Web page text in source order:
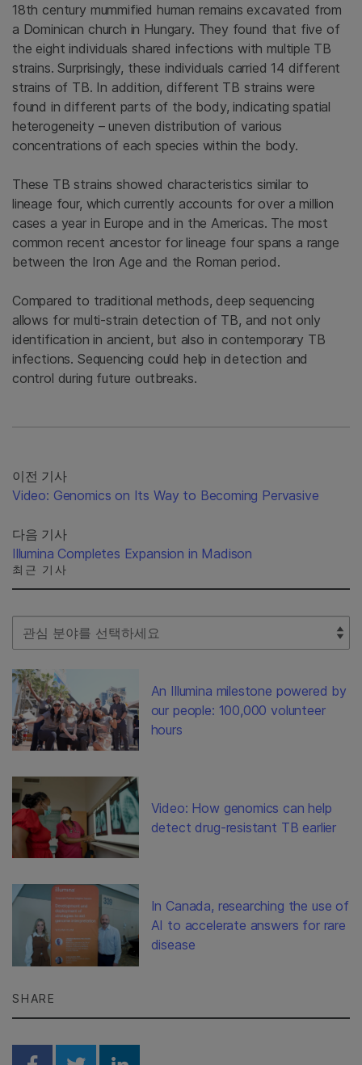
18th century mummified human remains excavated from
a Dominican church in Hungary. They found that five of
the eight individuals shared infections with multiple TB
strains. Surprisingly, these individuals carried 14 different
strains of TB. In addition, different TB strains were
found in different parts of the body, indicating spatial
heterogeneity – uneven distribution of various
concentrations of each species within the body.
These TB strains showed characteristics similar to
lineage four, which currently accounts for over a million
cases a year in Europe and in the Americas. The most
common recent ancestor for lineage four spans a range
between the Iron Age and the Roman period.
Compared to traditional methods, deep sequencing
allows for multi-strain detection of TB, and not only
identification in ancient, but also in contemporary TB
infections. Sequencing could help in detection and
control during future outbreaks.
이전 기사
Video: Genomics on Its Way to Becoming Pervasive
다음 기사
Illumina Completes Expansion in Madison
최근 기사
Select Filter
An Illumina milestone powered by
our people: 100,000 volunteer
hours
Video: How genomics can help
detect drug-resistant TB earlier
In Canada, researching the use of
AI to accelerate answers for rare
disease
SHARE